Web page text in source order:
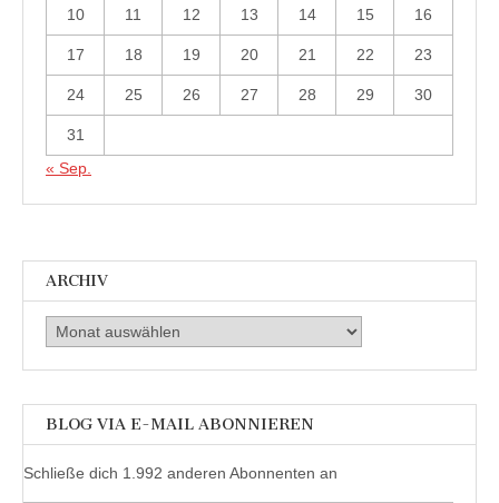
10 11 12 13 14 15 16
17 18 19 20 21 22 23
24 25 26 27 28 29 30
31
« Sep.
ARCHIV
Archiv
BLOG VIA E-MAIL ABONNIEREN
Schließe dich 1.992 anderen Abonnenten an